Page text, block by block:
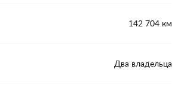
142 704 км
Два владельца